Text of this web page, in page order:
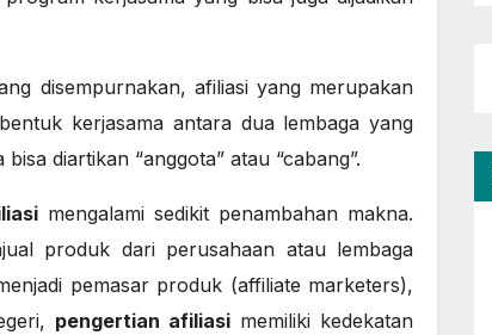
disempurnakan, afiliasi yang merupakan
kerjasama antara dua lembaga yang
diartikan “anggota” atau “cabang”.
mengalami sedikit penambahan makna.
produk dari perusahaan atau lembaga
pemasar produk (affiliate marketers),
pengertian afiliasimemiliki kedekatan